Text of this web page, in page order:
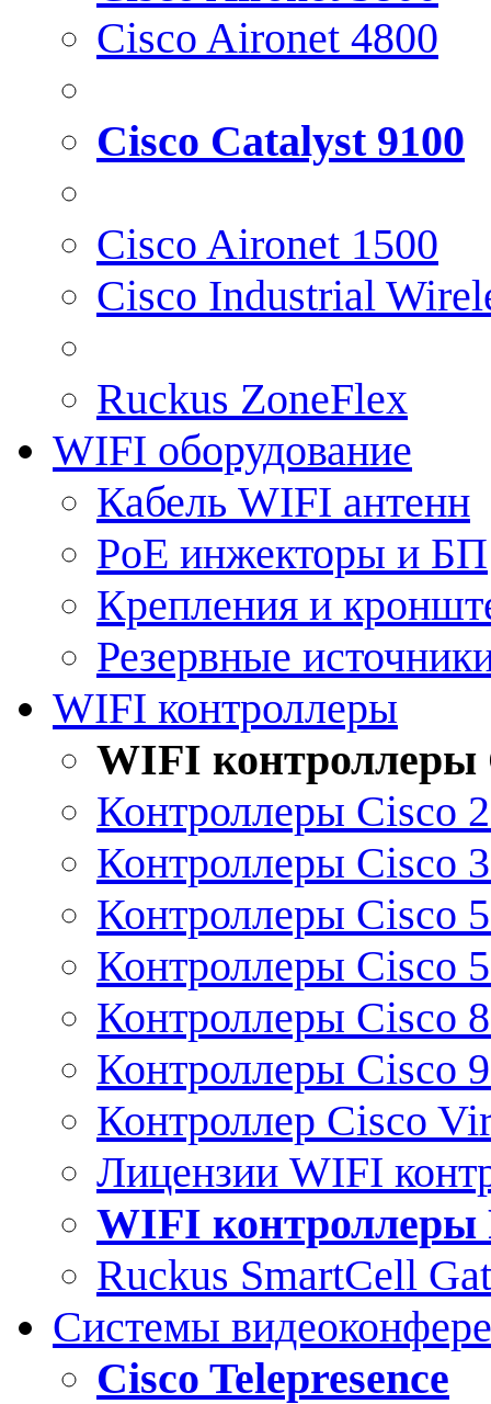
Cisco Aironet 4800
Cisco Catalyst 9100
Cisco Aironet 1500
Cisco Industrial
Ruckus ZoneFlex
WIFI оборудование
Кабель WIFI антенн
PoE инжекторы и БП
Крепления и
Резервные
WIFI контроллеры
WIFI контроллеры
Контроллеры Cisco
Контроллеры Cisco
Контроллеры Cisco
Контроллеры Cisco
Контроллеры Cisco
Контроллеры Cisco
Контроллер Cisco
Лицензии WIFI
WIFI контроллеры
Ruckus SmartCell
Системы
Cisco Telepresence